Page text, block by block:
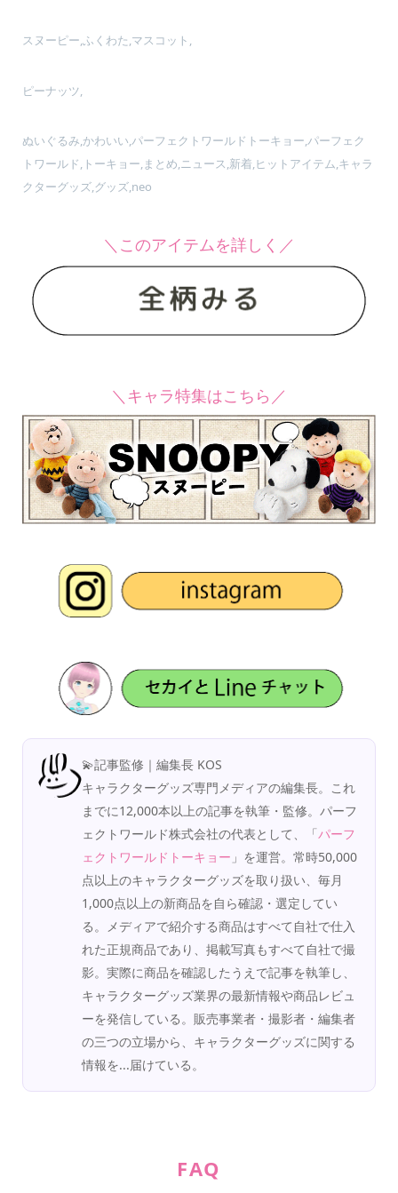
スヌーピー,ふくわた,マスコット,
ピーナッツ,
ぬいぐるみ,かわいい,パーフェクトワールドトーキョー,パーフェク
トワールド,トーキョー,まとめ,ニュース,新着,ヒットアイテム,キャラ
クターグッズ,グッズ,neo
＼このアイテムを詳しく／
＼キャラ特集はこちら／
💫記事監修｜編集長 KOS
キャラクターグッズ専門メディアの編集長。これ
までに12,000本以上の記事を執筆・監修。パーフ
ェクトワールド株式会社の代表として、「パーフ
ェクトワールドトーキョー 」を運営。常時50,000
点以上のキャラクターグッズを取り扱い、毎月
1,000点以上の新商品を自ら確認・選定してい
る。メディアで紹介する商品はすべて自社で仕入
れた正規商品であり、掲載写真もすべて自社で撮
影。実際に商品を確認したうえで記事を執筆し、
キャラクターグッズ業界の最新情報や商品レビュ
ーを発信している。販売事業者・撮影者・編集者
の三つの立場から、キャラクターグッズに関する
情報を...届けている。
FAQ